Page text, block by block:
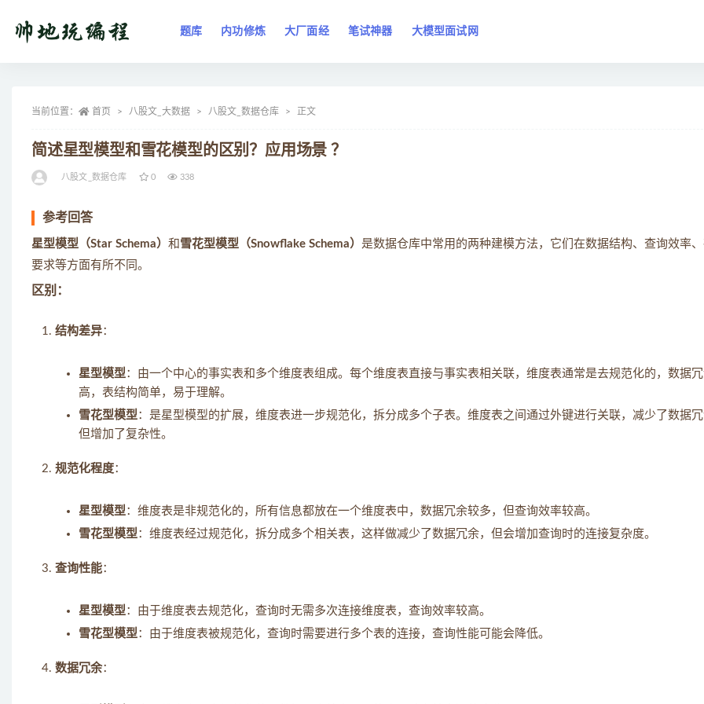
题库 内功修炼 大厂面经 笔试神器 大模型面试网
当前位置： 首页 八股文_大数据 八股文_数据仓库 正文
简述星型模型和雪花模型的区别？应用场景 ？
八股文_数据仓库 0 338
参考回答
星型模型（Star Schema） 和 雪花型模型（Snowflake Schema） 是数据仓库中常用的两种建模方法，它们在数据结构、查询效率
要求等方面有所不同。
区别：
结构差异：
星型模型：由一个中心的事实表和多个维度表组成。每个维度表直接与事实表相关联，维度表通常是去规范化的，数据
高，表结构简单，易于理解。
雪花型模型：是星型模型的扩展，维度表进一步规范化，拆分成多个子表。维度表之间通过外键进行关联，减少了数据冗
但增加了复杂性。
规范化程度：
星型模型：维度表是非规范化的，所有信息都放在一个维度表中，数据冗余较多，但查询效率较高。
雪花型模型：维度表经过规范化，拆分成多个相关表，这样做减少了数据冗余，但会增加查询时的连接复杂度。
查询性能：
星型模型：由于维度表去规范化，查询时无需多次连接维度表，查询效率较高。
雪花型模型：由于维度表被规范化，查询时需要进行多个表的连接，查询性能可能会降低。
数据冗余：